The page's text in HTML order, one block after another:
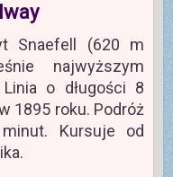
Snaefell (620 m
najwyższym
o długości 8
1895 roku. Podróż
Kursuje od